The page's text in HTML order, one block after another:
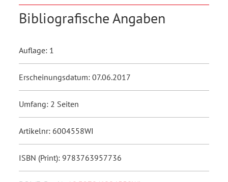
Bibliografische Angaben
Auflage: 1
Erscheinungsdatum: 07.06.2017
Umfang: 2 Seiten
Artikelnr: 6004558WI
ISBN (Print): 9783763957736